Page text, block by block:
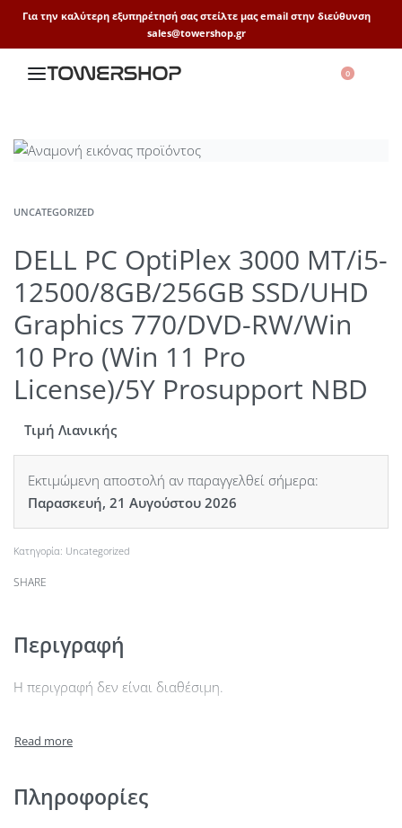
Για την καλύτερη εξυπηρέτησή σας στείλτε μας email στην διεύθυνση
sales@towershop.gr
0
UNCATEGORIZED
DELL PC OptiPlex 3000 MT/i5-
12500/8GB/256GB SSD/UHD
Graphics 770/DVD-RW/Win
10 Pro (Win 11 Pro
License)/5Y Prosupport NBD
Τιμή Λιανικής
Εκτιμώμενη αποστολή αν παραγγελθεί σήμερα:
Παρασκευή, 21 Αυγούστου 2026
Κατηγορία: Uncategorized
SHARE
Περιγραφή
Η περιγραφή δεν είναι διαθέσιμη.
Πληροφορίες